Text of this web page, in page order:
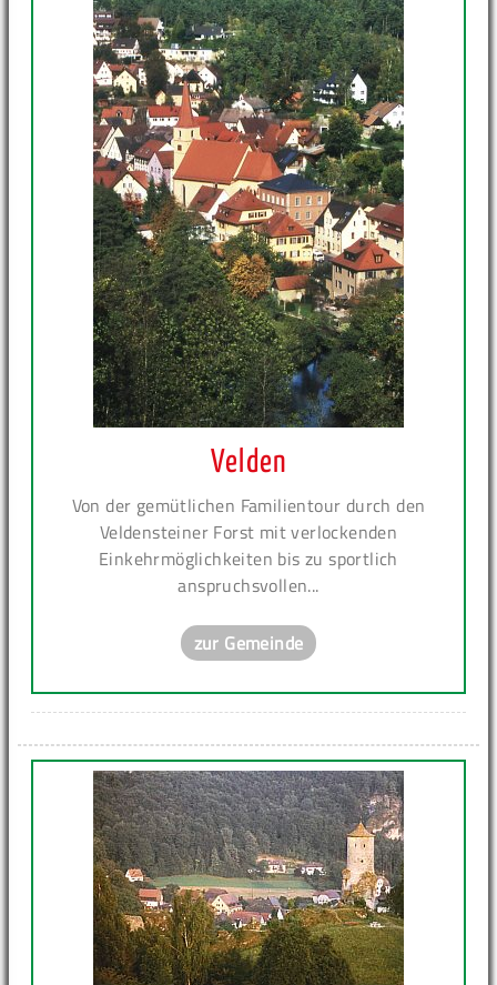
Velden
Von der gemütlichen Familientour durch den
Veldensteiner Forst mit verlockenden
Einkehrmöglichkeiten bis zu sportlich
anspruchsvollen...
zur Gemeinde